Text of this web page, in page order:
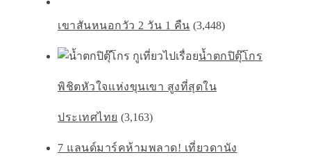
เขาสันหนอกวัว 2 วัน 1 คืน (3,448)
น้ำตกปิตุ๊โกร
พิชิตหัวใจเเห่งขุนเขา สูงที่สุดใน
ประเทศไทย (3,163)
7 แลนด์มาร์คห้ามพลาด! เที่ยวดานัง